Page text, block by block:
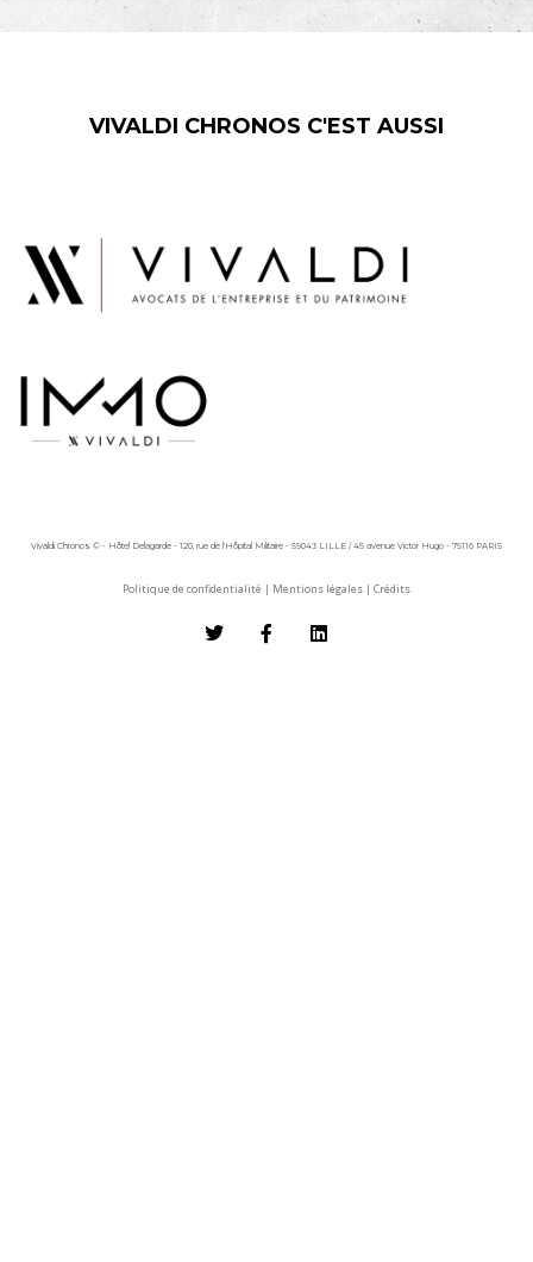
VIVALDI CHRONOS C'EST AUSSI
Vivaldi Chronos © - Hôtel Delagarde - 120, rue de l'Hôpital Militaire - 59043 LILLE / 45 avenue Victor Hugo - 75116 PARIS
Politique de confidentialité | Mentions légales | Crédits